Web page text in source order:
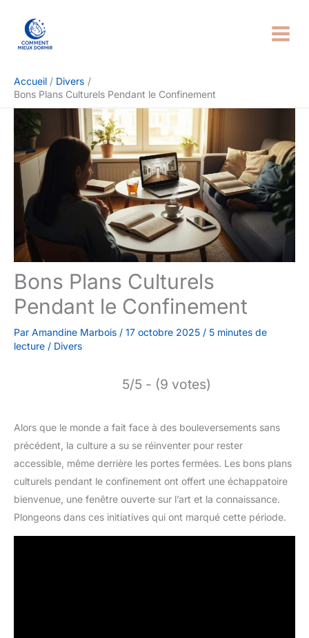
contenu
Accueil
Divers
Bons Plans Culturels Pendant le Confinement
Bons Plans Culturels
Pendant le Confinement
Par Amandine Marbois / 17 octobre 2025 / 5 minutes de
lecture / Divers
5/5 - (9 votes)
Alors que le monde a fait face à des bouleversements sans
précédent, la culture a su se réinventer pour rester
accessible, même derrière les portes fermées. Les bons plans
culturels pendant le confinement ont offert une échappatoire
bienvenue, une fenêtre ouverte sur l’art et la connaissance.
Plongeons dans ces initiatives qui ont marqué cette période.